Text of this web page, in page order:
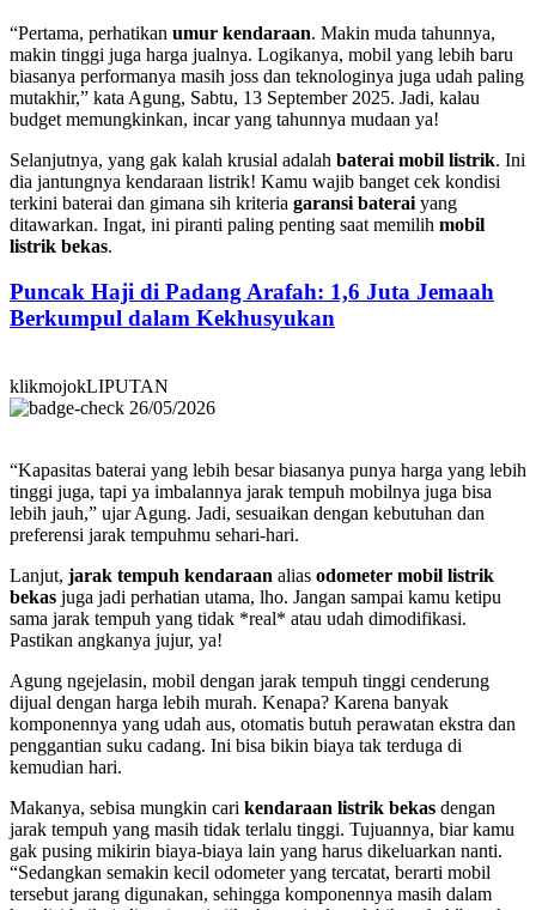
“Pertama, perhatikan umur kendaraan. Makin muda tahunnya,
makin tinggi juga harga jualnya. Logikanya, mobil yang lebih baru
biasanya performanya masih joss dan teknologinya juga udah paling
mutakhir,” kata Agung, Sabtu, 13 September 2025. Jadi, kalau
budget memungkinkan, incar yang tahunnya mudaan ya!
Selanjutnya, yang gak kalah krusial adalah baterai mobil listrik. Ini
dia jantungnya kendaraan listrik! Kamu wajib banget cek kondisi
terkini baterai dan gimana sih kriteria garansi baterai yang
ditawarkan. Ingat, ini piranti paling penting saat memilih mobil
listrik bekas.
Puncak Haji di Padang Arafah: 1,6 Juta Jemaah
Berkumpul dalam Kekhusyukan
klikmojokLIPUTAN
26/05/2026
“Kapasitas baterai yang lebih besar biasanya punya harga yang lebih
tinggi juga, tapi ya imbalannya jarak tempuh mobilnya juga bisa
lebih jauh,” ujar Agung. Jadi, sesuaikan dengan kebutuhan dan
preferensi jarak tempuhmu sehari-hari.
Lanjut, jarak tempuh kendaraan alias odometer mobil listrik
bekas juga jadi perhatian utama, lho. Jangan sampai kamu ketipu
sama jarak tempuh yang tidak *real* atau udah dimodifikasi.
Pastikan angkanya jujur, ya!
Agung ngejelasin, mobil dengan jarak tempuh tinggi cenderung
dijual dengan harga lebih murah. Kenapa? Karena banyak
komponennya yang udah aus, otomatis butuh perawatan ekstra dan
penggantian suku cadang. Ini bisa bikin biaya tak terduga di
kemudian hari.
Makanya, sebisa mungkin cari kendaraan listrik bekas dengan
jarak tempuh yang masih tidak terlalu tinggi. Tujuannya, biar kamu
gak pusing mikirin biaya-biaya lain yang harus dikeluarkan nanti.
“Sedangkan semakin kecil odometer yang tercatat, berarti mobil
tersebut jarang digunakan, sehingga komponennya masih dalam